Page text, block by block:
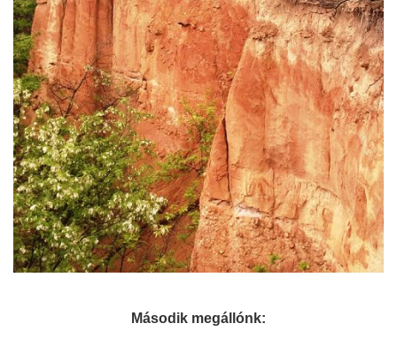
Második megállónk: